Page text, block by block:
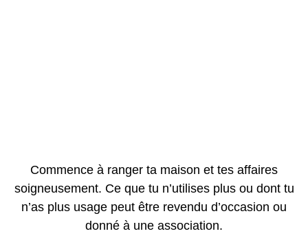
Commence à ranger ta maison et tes affaires
soigneusement. Ce que tu n’utilises plus ou dont tu
n’as plus usage peut être revendu d’occasion ou
donné à une association.